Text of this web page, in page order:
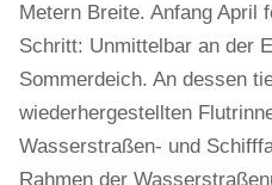
Metern Breite. Anfang April
Schritt: Unmittelbar an der
Sommerdeich. An dessen
wiederhergestellten
Wasserstraßen- und
Rahmen der